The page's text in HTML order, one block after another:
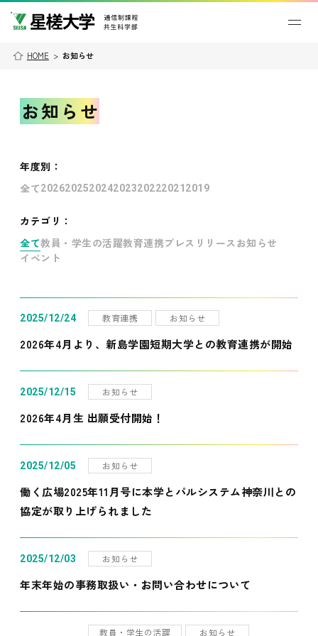
HOME > お知らせ
お知らせ
年度別 ：
全て202620252024202320222021 2019
カテゴリ：
全て教員・学生の活躍教育連携プレスリリース お知らせ
イベント
2025/12/24 教育連携 お知らせ
2026年4月より、新島学園短期大学との教育連携が開始
2025/12/15 お知らせ
2026年4月生 出願受付開始！
2025/12/05 お知らせ
働く広場2025年11月号に本学とパルシステム神奈川との
協定が取り上げられました
2025/12/03 お知らせ
年末年始の事務取扱い・お問い合わせについて
教員・学生の活躍 お知らせ